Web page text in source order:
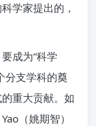
学家提出的，
成为“科学
分支学科的奠
重大贡献。如
（姚期智）